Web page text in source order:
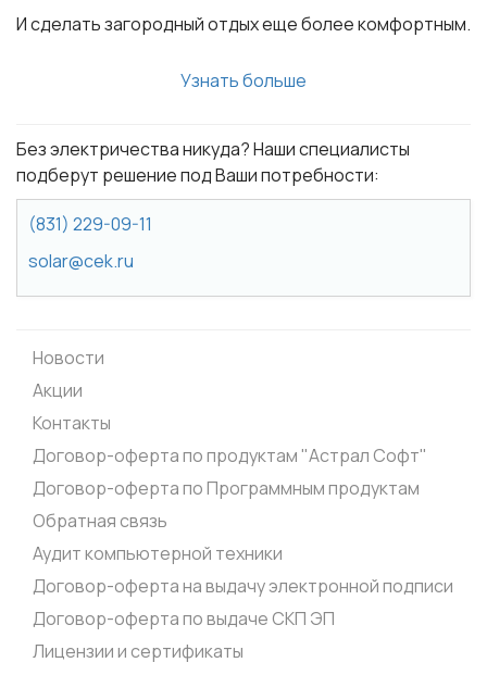
И сделать загородный отдых еще более комфортным.
Узнать больше
Без электричества никуда? Наши специалисты
подберут решение под Ваши потребности:
(831) 229-09-11
solar@cek.ru
Новости
Акции
Контакты
Договор-оферта по продуктам "Астрал Софт"
Договор-оферта по Программным продуктам
Обратная связь
Аудит компьютерной техники
Договор-оферта на выдачу электронной подписи
Договор-оферта по выдаче СКП ЭП
Лицензии и сертификаты